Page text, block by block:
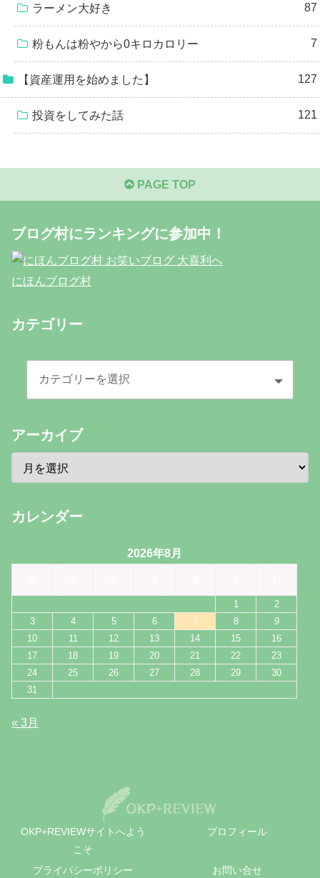
ラーメン大好き 87
粉もんは粉やから0キロカロリー 7
【資産運用を始めました】 127
投資をしてみた話 121
PAGE TOP
ブログ村にランキングに参加中！
にほんブログ村
カテゴリー
アーカイブ
カレンダー
2026年8月
1
2
3
4 5 6 7 8
9
10
11 12 13 14 15
16
17
18 19 20 21 22
23
24
25 26 27 28 29
30
31
« 3月
OKP+REVIEWサイトへよう
こそ
プロフィール
プライバシーポリシー お問い合せ